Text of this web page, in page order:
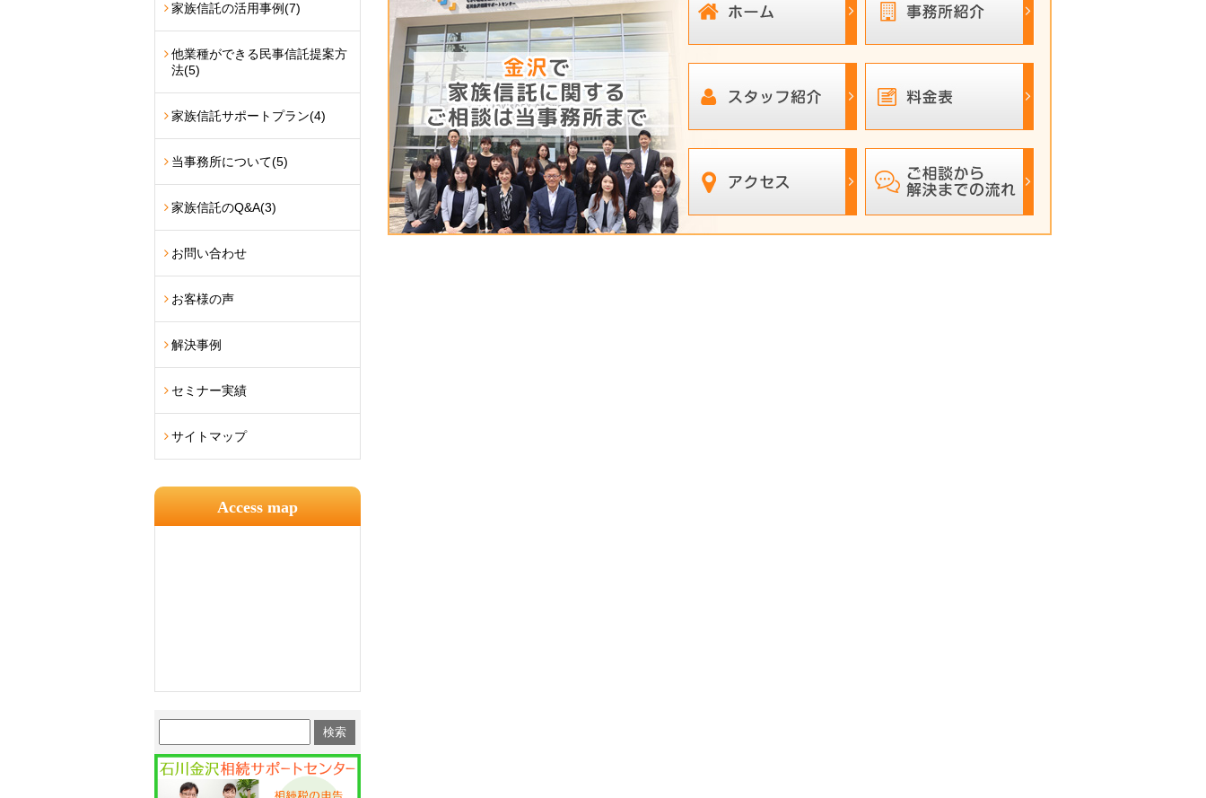
家族信託の活用事例(7)
他業種ができる民事信託提案方
法(5)
家族信託サポートプラン(4)
当事務所について(5)
家族信託のQ&A(3)
お問い合わせ
お客様の声
解決事例
セミナー実績
サイトマップ
Access map